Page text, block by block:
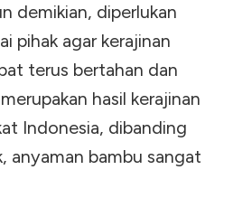
demikian, diperlukan
pihak agar kerajinan
terus bertahan dan
hasil kerajinan
Indonesia, dibanding
anyaman bambu sangat